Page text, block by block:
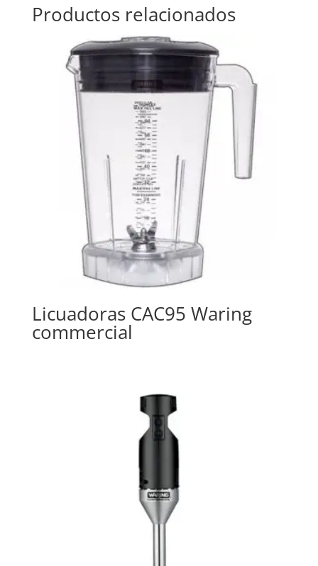
Productos relacionados
Licuadoras CAC95 Waring
commercial